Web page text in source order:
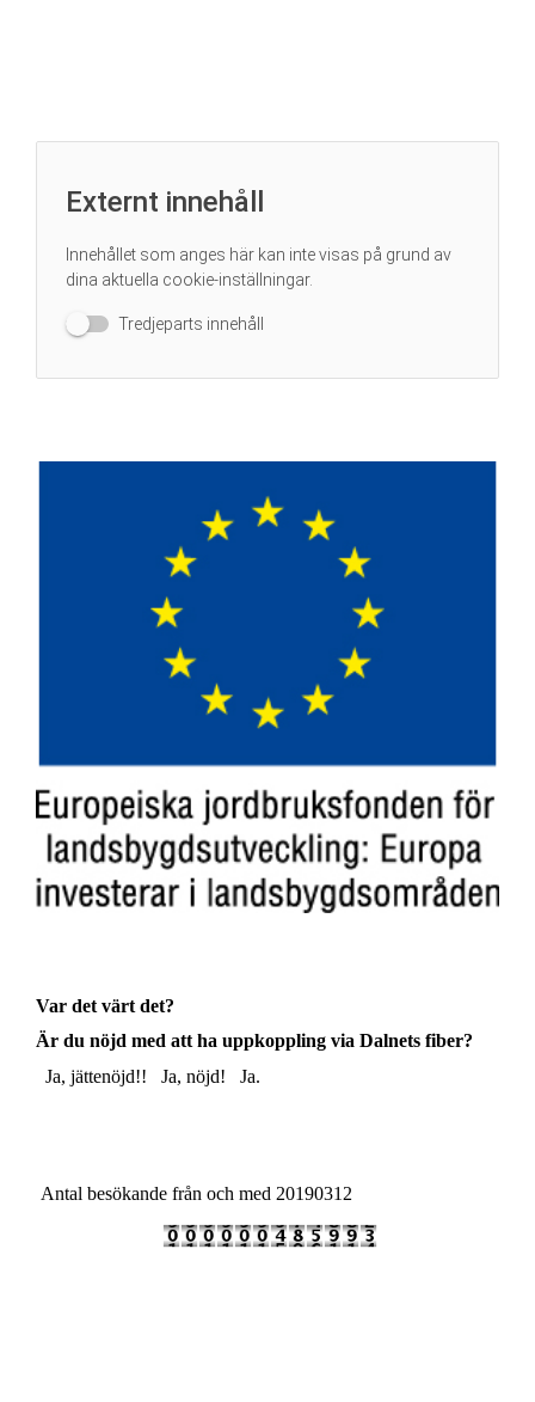
Externt innehåll
Innehållet som anges här kan inte visas på grund av
dina aktuella cookie-inställningar.
Tredjeparts innehåll
Var det värt det?
Är du nöjd med att ha uppkoppling via Dalnets fiber?
Ja, jättenöjd!!
Ja, nöjd! Ja.
Antal besökande från och med 20190312